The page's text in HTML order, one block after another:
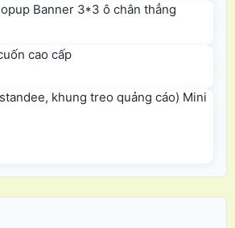
Banner 3*3 ô chân thẳng
cao cấp
khung treo quảng cáo) Mini